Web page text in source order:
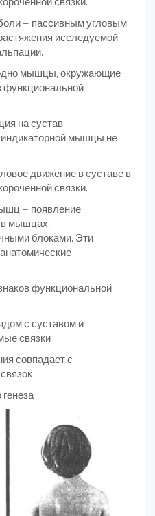
– пассивным угловым
исследуемой
мышцы, окружающие
функциональной
на сустав
мышцы не
движение в суставе в
связки.
– появление
мышцах,
блока­ми. Эти
функциональной
с суставом и
связки
совпадает с